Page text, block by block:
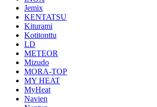
Jemix
KENTATSU
Kiturami
Kotitonttu
LD
METEOR
Mizudo
MORA-TOP
MY HEAT
MyHeat
Navien